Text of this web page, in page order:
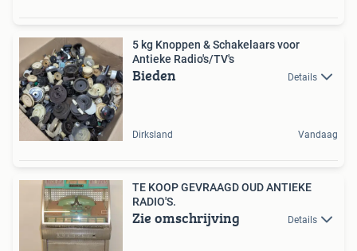
5 kg Knoppen & Schakelaars voor
Antieke Radio's/TV's
Bieden Details
Dirksland Vandaag
TE KOOP GEVRAAGD OUD ANTIEKE
RADIO'S.
Zie omschrijving Details